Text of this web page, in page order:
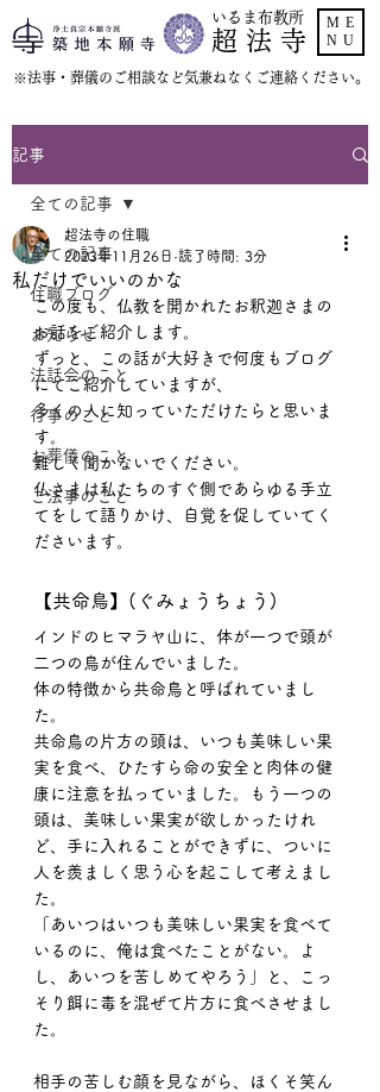
いるま布教所
超 法 寺
​※法事・葬儀のご相談など気兼ねなくご連絡ください。
ME
NU
記事
全ての記事
住職ブログ
お知らせ
法話会のこと
行事のこと
お葬儀のこと
ご法事のこと
全ての記事
私だけでいいのかな
超法寺の住職
2023年11月26日 読了時間: 3分
この度も、仏教を開かれたお釈迦さまの
お話をご紹介します。
ずっと、この話が大好きで何度もブログ
にてご紹介していますが、
多くの人に知っていただけたらと思いま
す。
難しく聞かないでください。
仏さまは私たちのすぐ側であらゆる手立
てをして語りかけ、自覚を促していてく
ださいます。
【共命鳥】(ぐみょうちょう)
インドのヒマラヤ山に、体が一つで頭が
二つの鳥が住んでいました。
体の特徴から共命鳥と呼ばれていまし
た。
共命鳥の片方の頭は、いつも美味しい果
実を食べ、ひたすら命の安全と肉体の健
康に注意を払っていました。もう一つの
頭は、美味しい果実が欲しかったけれ
ど、手に入れることができずに、ついに
人を羨ましく思う心を起こして考えまし
た。
「あいつはいつも美味しい果実を食べて
いるのに、俺は食べたことがない。よ
し、あいつを苦しめてやろう」と、こっ
そり餌に毒を混ぜて片方に食べさせまし
た。
相手の苦しむ顔を見ながら、ほくそ笑ん